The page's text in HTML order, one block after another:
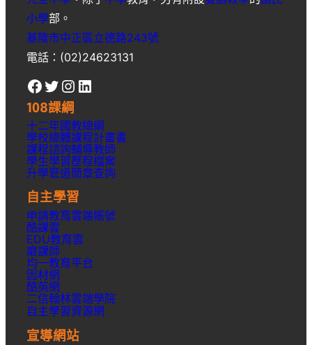
小學部。
基隆市中正區立德路243號
電話：(02)24623131
Facebook Twitter Instagram LinkedIn
108課綱
十二年國教總綱
學校總體課程計畫書
課程諮詢輔導教師
學生學習歷程檔案
升學管道簡章查詢
自主學習
申請教育雲端帳號
酷課雲
EDU教育雲
磨課師
均一教育平台
因材網
酷英網
二信翰林雲端學院
自主學習資源網
宣導網站